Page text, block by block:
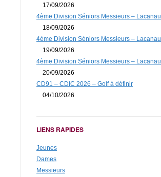
17/09/2026
4ème Division Séniors Messieurs – Lacanau
18/09/2026
4ème Division Séniors Messieurs – Lacanau
19/09/2026
4ème Division Séniors Messieurs – Lacanau
20/09/2026
CD91 – CDIC 2026 – Golf à définir
04/10/2026
LIENS RAPIDES
Jeunes
Dames
Messieurs